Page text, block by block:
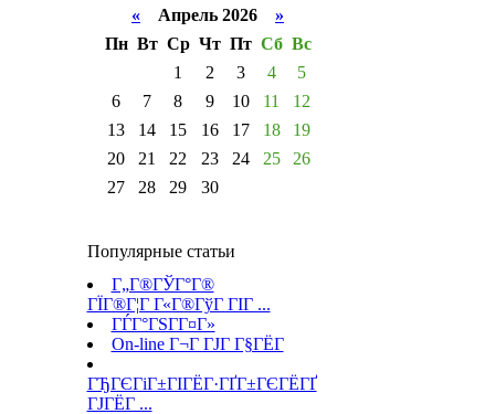
« Апрель 2026 »
Пн Вт Ср Чт Пт Сб Вс
1
2 3 4
5
6
7 8 9 10 11
12
13
14 15 16 17 18
19
20
21 22 23 24 25
26
27
28 29 30
Популярные статьи
Г„Г®ГЎГ°Г®
ГЇГ®Г¦Г Г«Г®ГўГ ГІГ ...
ГЃГ°ГЅГ­Г¤Г»
On-line Г¬Г ГЈГ Г§ГЁГ­
ГЂГЄГіГ±ГІГЁГ·ГҐГ±ГЄГЁГҐ
ГЈГЁГ ...